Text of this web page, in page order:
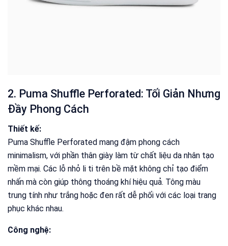
2. Puma Shuffle Perforated: Tối Giản Nhưng
Đầy Phong Cách
Thiết kế:
Puma Shuffle Perforated mang đậm phong cách
minimalism, với phần thân giày làm từ chất liệu da nhân tạo
mềm mại. Các lỗ nhỏ li ti trên bề mặt không chỉ tạo điểm
nhấn mà còn giúp thông thoáng khí hiệu quả. Tông màu
trung tính như trắng hoặc đen rất dễ phối với các loại trang
phục khác nhau.
Công nghệ: